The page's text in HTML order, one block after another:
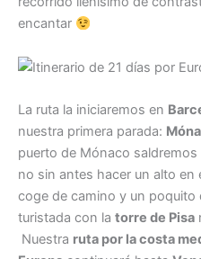
encantar
La ruta la iniciaremos en
nuestra primera parada:
puerto de Mónaco saldremos
no sin antes hacer un alto en
coge de camino y un poquito
turistada con la torre de Pisa
Nuestra ruta por la costa